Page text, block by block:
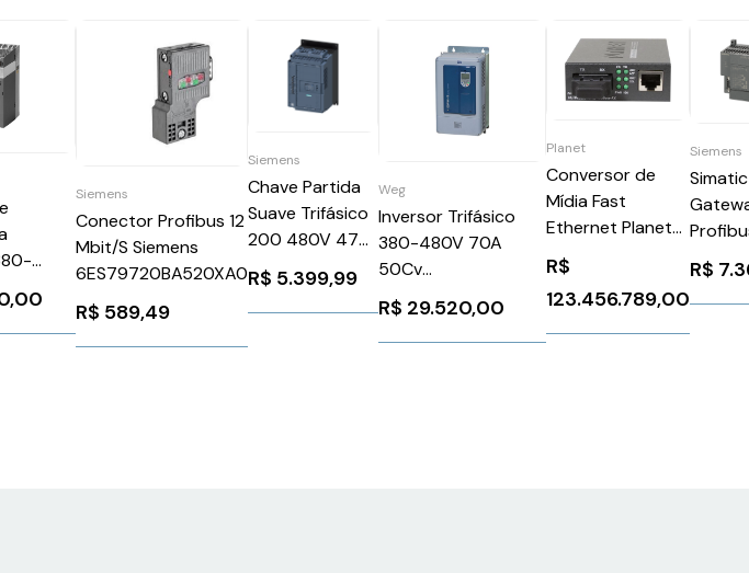
Siemens
Conector Profibus 12
Mbit/S Siemens
6ES79720BA520XA0
R$ 589,49
Siemens
Chave Partida
Suave Trifásico
200 480V 47A
24V
3RW52241AC04
Siemens
R$ 5.399,99
Weg
Inversor Trifásico
380-480V 70A
50Cv
CFW110070T4OFAYZ
WEG Weg 11220382
R$ 29.520,00
Planet
Conversor de
Mídia Fast
Ethernet Planet
FT-801 (Usado)
R$
123.456.789,00
Siemens
Simatic
Dp/
R$